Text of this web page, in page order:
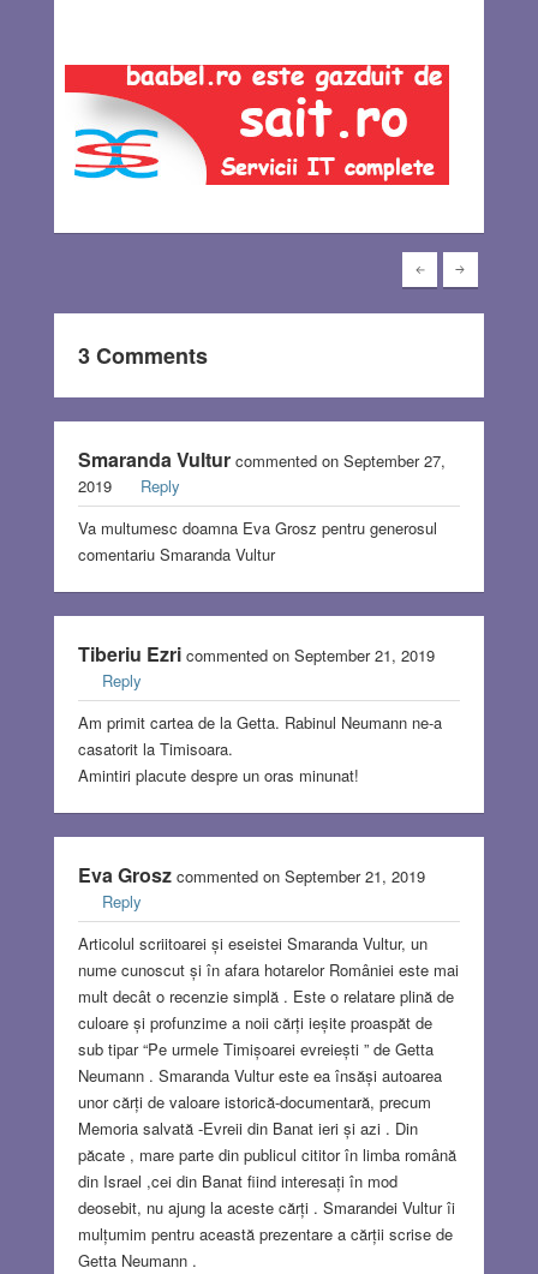
3 Comments
Smaranda Vulturcommented on September 27,
2019
Reply
Va multumesc doamna Eva Grosz pentru generosul
comentariu Smaranda Vultur
Tiberiu Ezricommented on September 21, 2019
Reply
Am primit cartea de la Getta. Rabinul Neumann ne-a
casatorit la Timisoara.
Amintiri placute despre un oras minunat!
Eva Groszcommented on September 21, 2019
Reply
Articolul scriitoarei și eseistei Smaranda Vultur, un
nume cunoscut și în afara hotarelor României este mai
mult decât o recenzie simplă . Este o relatare plină de
culoare și profunzime a noii cărți ieșite proaspăt de
sub tipar “Pe urmele Timișoarei evreiești ” de Getta
Neumann . Smaranda Vultur este ea însăși autoarea
unor cărți de valoare istorică-documentară, precum
Memoria salvată -Evreii din Banat ieri și azi . Din
păcate , mare parte din publicul cititor în limba română
din Israel ,cei din Banat fiind interesați în mod
deosebit, nu ajung la aceste cărți . Smarandei Vultur îi
mulțumim pentru această prezentare a cărții scrise de
Getta Neumann .